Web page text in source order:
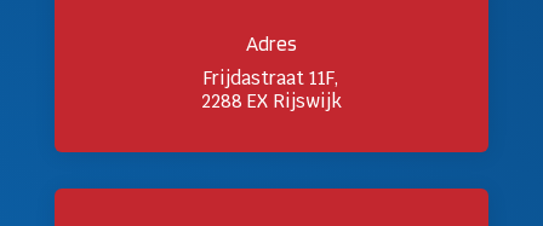
Adres
Frijdastraat 11F,
2288 EX Rijswijk